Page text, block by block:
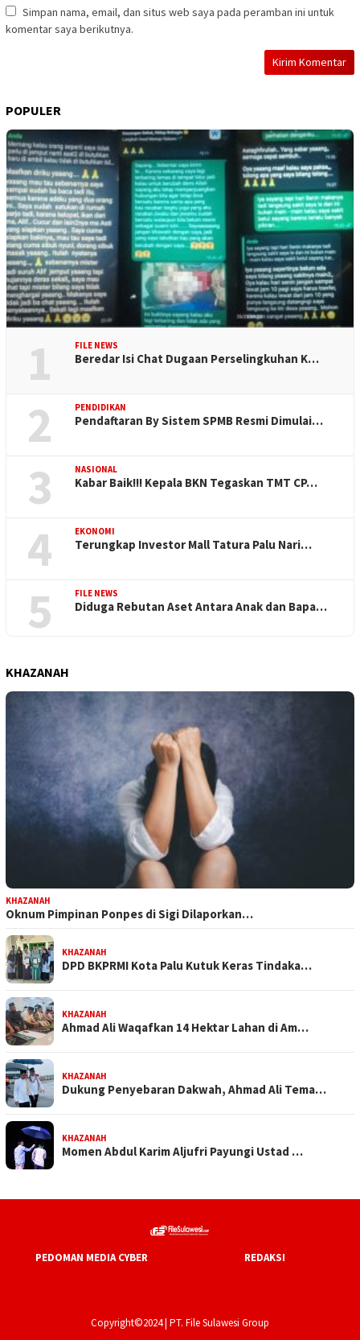
Simpan nama, email, dan situs web saya pada peramban ini untuk
komentar saya berikutnya.
POPULER
1 FILE NEWS
Beredar Isi Chat Dugaan Perselingkuhan K…
2 PENDIDIKAN
Pendaftaran By Sistem SPMB Resmi Dimulai…
3 NASIONAL
Kabar Baik!!! Kepala BKN Tegaskan TMT CP…
4 EKONOMI
Terungkap Investor Mall Tatura Palu Nari…
5 FILE NEWS
Diduga Rebutan Aset Antara Anak dan Bapa…
KHAZANAH
KHAZANAH
Oknum Pimpinan Ponpes di Sigi Dilaporkan…
KHAZANAH
DPD BKPRMI Kota Palu Kutuk Keras Tindaka…
KHAZANAH
Ahmad Ali Waqafkan 14 Hektar Lahan di Am…
KHAZANAH
Dukung Penyebaran Dakwah, Ahmad Ali Tema…
KHAZANAH
Momen Abdul Karim Aljufri Payungi Ustad …
PEDOMAN MEDIA CYBER REDAKSI
Copyright©2024 | PT. File Sulawesi Group